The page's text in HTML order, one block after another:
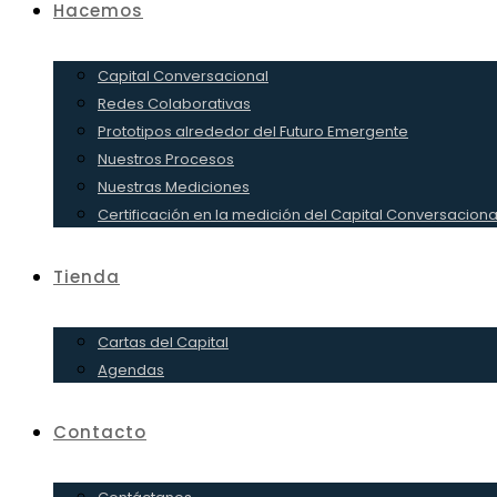
Hacemos
Capital Conversacional
Redes Colaborativas
Prototipos alrededor del Futuro Emergente
Nuestros Procesos
Nuestras Mediciones
Certificación en la medición del Capital
Tienda
Cartas del Capital
Agendas
Contacto